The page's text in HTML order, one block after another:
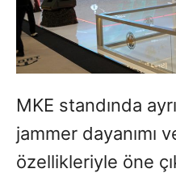
MKE standında
jammer dayanımı
özellikleriyle öne